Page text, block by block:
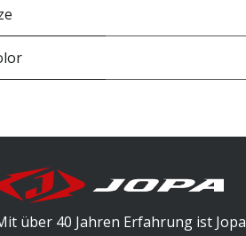
über 40 Jahren Erfahrung ist